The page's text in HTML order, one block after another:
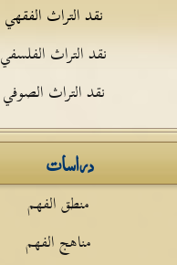
نقد التراث الفقهي
نقد التراث الفلسفي
نقد التراث الصوفي
دراسات
منطق الفهم
مناهج الفهم